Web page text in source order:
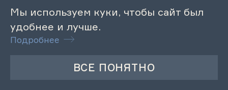
20.08.2025
Выставка «Он ушёл
непобеждённым!»
Мы используем куки, чтобы сайт был
удобнее и лучше.
Подробнее